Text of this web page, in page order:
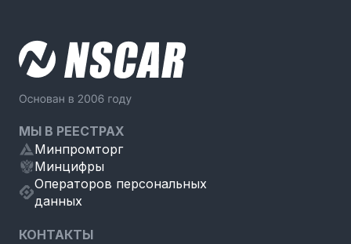
МЫ В РЕЕСТРАХ
Минпромторг
Минцифры
Операторов персональных
данных
КОНТАКТЫ